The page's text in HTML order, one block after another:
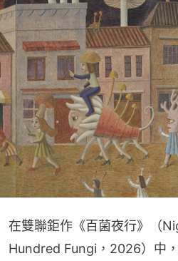
在雙聯鉅作《百菌夜行》（
Hundred Fungi，2026）中